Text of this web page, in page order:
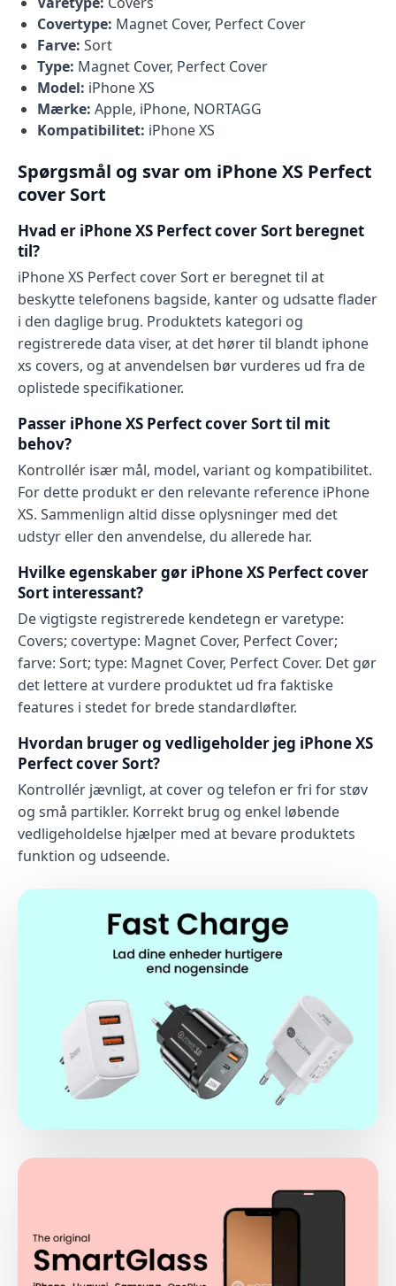
Covertype: Magnet Cover, Perfect Cover
Farve: Sort
Type: Magnet Cover, Perfect Cover
Model: iPhone XS
Mærke: Apple, iPhone, NORTAGG
Kompatibilitet: iPhone XS
Spørgsmål og svar om iPhone XS Perfect
cover Sort
Hvad er iPhone XS Perfect cover Sort beregnet
til?
iPhone XS Perfect cover Sort er beregnet til at
beskytte telefonens bagside, kanter og udsatte flader
i den daglige brug. Produktets kategori og
registrerede data viser, at det hører til blandt iphone
xs covers, og at anvendelsen bør vurderes ud fra de
oplistede specifikationer.
Passer iPhone XS Perfect cover Sort til mit
behov?
Kontrollér især mål, model, variant og kompatibilitet.
For dette produkt er den relevante reference iPhone
XS. Sammenlign altid disse oplysninger med det
udstyr eller den anvendelse, du allerede har.
Hvilke egenskaber gør iPhone XS Perfect cover
Sort interessant?
De vigtigste registrerede kendetegn er varetype:
Covers; covertype: Magnet Cover, Perfect Cover;
farve: Sort; type: Magnet Cover, Perfect Cover. Det gør
det lettere at vurdere produktet ud fra faktiske
features i stedet for brede standardløfter.
Hvordan bruger og vedligeholder jeg iPhone XS
Perfect cover Sort?
Kontrollér jævnligt, at cover og telefon er fri for støv
og små partikler. Korrekt brug og enkel løbende
vedligeholdelse hjælper med at bevare produktets
funktion og udseende.